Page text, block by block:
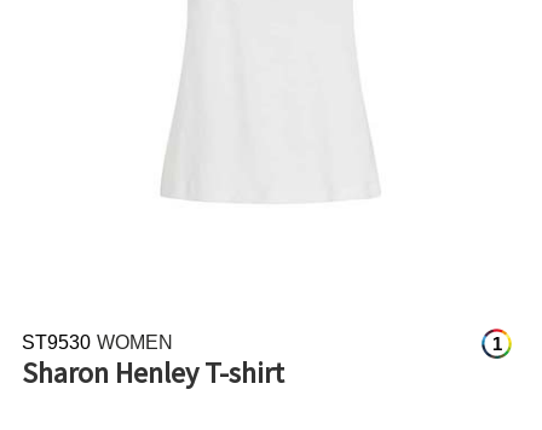
1
ST9530 WOMEN
Sharon Henley T-shirt